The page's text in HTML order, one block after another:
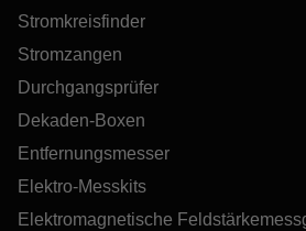
Stromkreisfinder
Stromzangen
Durchgangsprüfer
Dekaden-Boxen
Entfernungsmesser
Elektro-Messkits
Elektromagnetische